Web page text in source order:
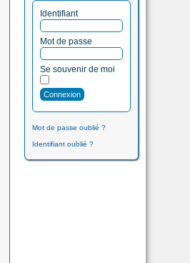
Identifiant
Mot de passe
Se souvenir de moi
Mot de passe oublié ?
Identifiant oublié ?